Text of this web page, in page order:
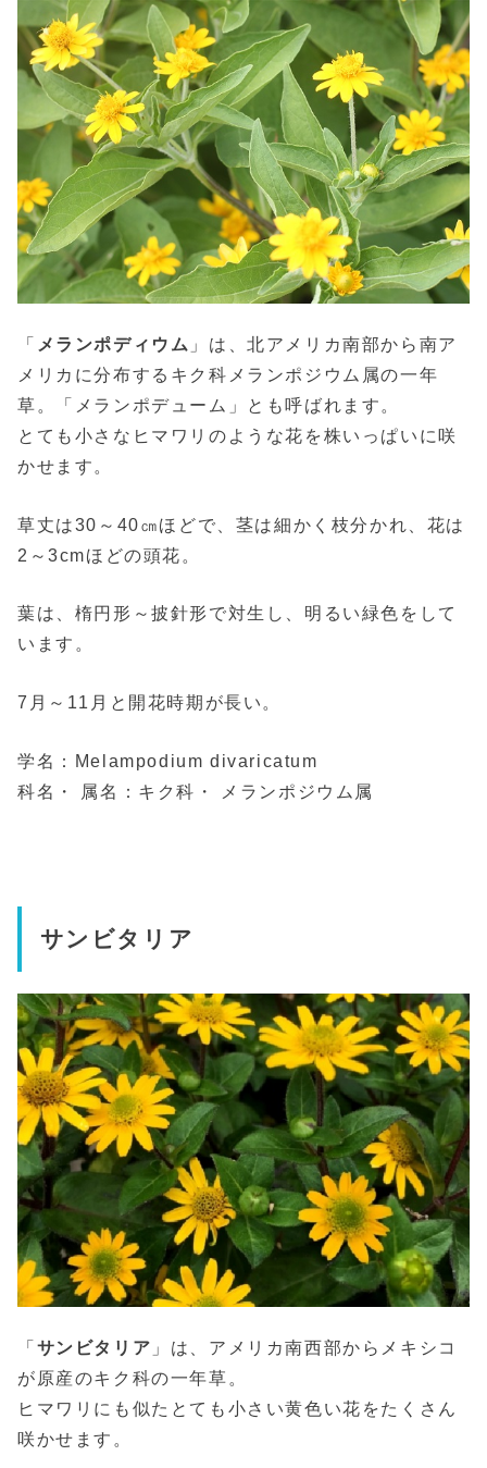
「 メランポディウム 」は、北アメリカ南部から南ア
メリカに分布するキク科メランポジウム属の一年
草。「メランポデューム」とも呼ばれます。
とても小さなヒマワリのような花を株いっぱいに咲
かせます。
草丈は30～40㎝ほどで、茎は細かく枝分かれ、花は
2～3cmほどの頭花。
葉は、楕円形～披針形で対生し、明るい緑色をして
います。
7月～11月と開花時期が長い。
学名：Melampodium divaricatum
科名・ 属名：キク科・ メランポジウム属
サンビタリア
「 サンビタリア 」は、アメリカ南西部からメキシコ
が原産のキク科の一年草。
ヒマワリにも似たとても小さい黄色い花をたくさん
咲かせます。